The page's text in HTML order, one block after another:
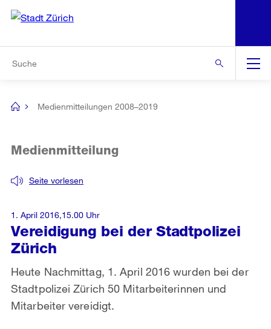
Navigation
[no
Medienmitteilungen 2008–2019
Vereidigung bei der Stadtpolizei
Zürich
Seite vorlesen
Medienmitteilung
Heute Nachmittag, 1. April 2016 wurden bei der
Stadtpolizei Zürich 50 Mitarbeiterinnen und
Mitarbeiter vereidigt.
1. April 2016,15.00 Uhr